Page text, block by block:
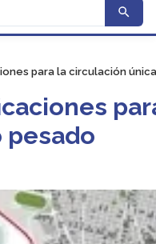
para la circulación
pesado